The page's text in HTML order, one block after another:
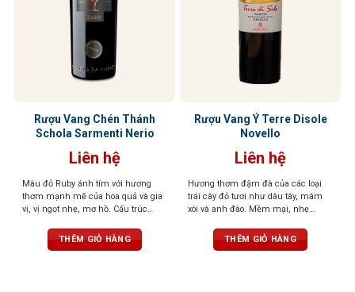
Rượu Vang Chén Thánh
Schola Sarmenti Nerio
Liên hệ
Màu đỏ Ruby ánh tím với hương
thơm mạnh mẽ của hoa quả và gia
vị, vị ngọt nhẹ, mơ hồ. Cấu trúc
THÊM GIỎ HÀNG
Rượu Vang Ý Terre Disole
Novello
Liên hệ
Hương thơm đậm đà của các loại
trái cây đỏ tươi như dâu tây, mâm
xôi và anh đào. Mềm mại, nhẹ
chua nhẹ. Hương vị trái cây tươi
mát đặc trưng giúp loại rượu này trở
THÊM GIỎ HÀNG